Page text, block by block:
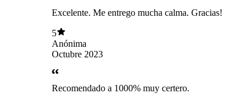
Excelente. Me entrego mucha calma. Gracias!
5
Anónima
Octubre 2023
Recomendado a 1000% muy certero.